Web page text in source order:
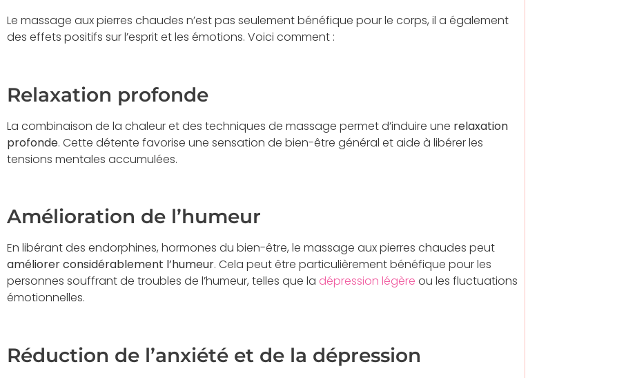
Le massage aux pierres chaudes n’est pas seulement bénéfique pour le corps, il a également
des effets positifs sur l’esprit et les émotions. Voici comment :
Relaxation profonde
La combinaison de la chaleur et des techniques de massage permet d’induire une relaxation
profonde. Cette détente favorise une sensation de bien-être général et aide à libérer les
tensions mentales accumulées.
Amélioration de l’humeur
En libérant des endorphines, hormones du bien-être, le massage aux pierres chaudes peut
améliorer considérablement l’humeur. Cela peut être particulièrement bénéfique pour les
personnes souffrant de troubles de l’humeur, telles que la dépression légère ou les fluctuations
émotionnelles.
Réduction de l’anxiété et de la dépression